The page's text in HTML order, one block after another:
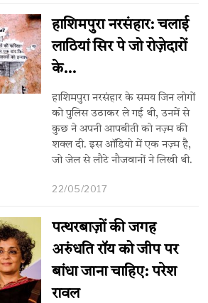
हाशिमपुरा नरसंहार: चलाई
लाठियां सिर पे जो रोज़ेदारों
के…
हाशिमपुरा नरसंहार के समय जिन लोगों
को पुलिस उठाकर ले गई थी, उनमें से
कुछ ने अपनी आपबीती को नज़्म की
शक्ल दी. इस ऑडियो में एक नज़्म है,
जो जेल से लौटे नौजवानों ने लिखी थी.
22/05/2017
पत्थरबाज़ों की जगह
अरुंधति रॉय को जीप पर
बांधा जाना चाहिए: परेश
रावल